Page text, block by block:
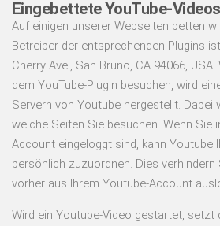
Eingebettete YouTube-Videos
Auf einigen unserer Webseiten betten
Betreiber der entsprechenden Plugins
Cherry Ave., San Bruno, CA 94066,
dem YouTube-Plugin besuchen, wird
Servern von Youtube hergestellt. Dabei
welche Seiten Sie besuchen. Wenn Sie
Account eingeloggt sind, kann Youtube
persönlich zuzuordnen. Dies verhindern
vorher aus Ihrem Youtube-Account
Wird ein Youtube-Video gestartet, setzt